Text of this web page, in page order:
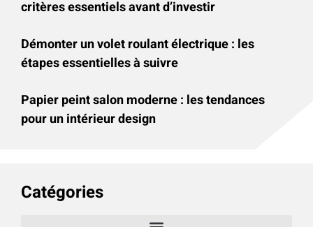
critères essentiels avant d’investir
Démonter un volet roulant électrique : les
étapes essentielles à suivre
Papier peint salon moderne : les tendances
pour un intérieur design
Catégories